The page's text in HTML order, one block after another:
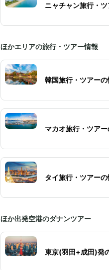
ニャチャン旅行・
ほかエリアの旅行・ツアー情報
韓国旅行・ツアーの
マカオ旅行・ツアー
タイ旅行・ツアーの
ほか出発空港のダナンツアー
東京(羽田+成田)発